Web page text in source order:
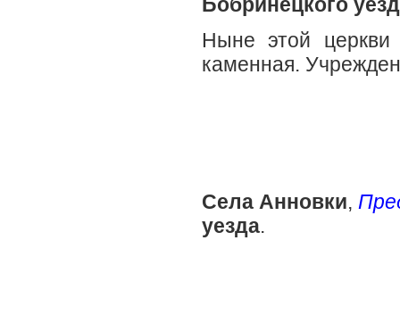
Ныне этой
каменная.
Села Анновки,
уезда.